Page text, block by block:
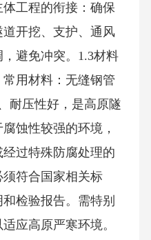
工程的衔接：确保
开挖、支护、通风
避免冲突。1.3材料
用材料：无缝钢管
耐压性好，是高原隧
蚀性较强的环境，
过特殊防腐处理的
符合国家相关标
检验报告。需特别
应高原严寒环境。